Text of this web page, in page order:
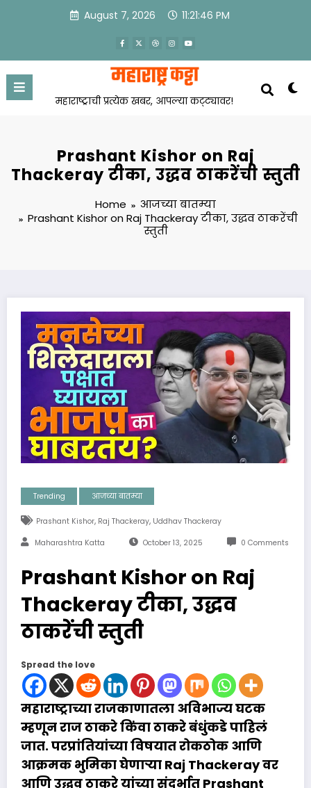
August 7, 2026 11:21:46 PM
महाराष्ट्राची प्रत्येक खबर, आपल्या कट्ट्यावर!
Prashant Kishor on Raj
Thackeray टीका, उद्धव ठाकरेंची स्तुती
Home
आजच्या बातम्या
Prashant Kishor on Raj Thackeray टीका, उद्धव ठाकरेंची
स्तुती
Trending आजच्या बातम्या
Prashant Kishor, Raj Thackeray, Uddhav Thackeray
Maharashtra Katta October 13, 2025 0 Comments
Prashant Kishor on Raj
Thackeray टीका, उद्धव
ठाकरेंची स्तुती
Spread the love
महाराष्ट्राच्या राजकाणातला अविभाज्य घटक
म्हणून राज ठाकरे किंवा ठाकरे बंधुंकडे पाहिलं
जात. परप्रांतियांच्या विषयात रोकठोक आणि
आक्रमक भुमिका घेणाऱ्या Raj Thackerayवर
आणि उद्धव ठाकरे यांच्या संदर्भात Prashant